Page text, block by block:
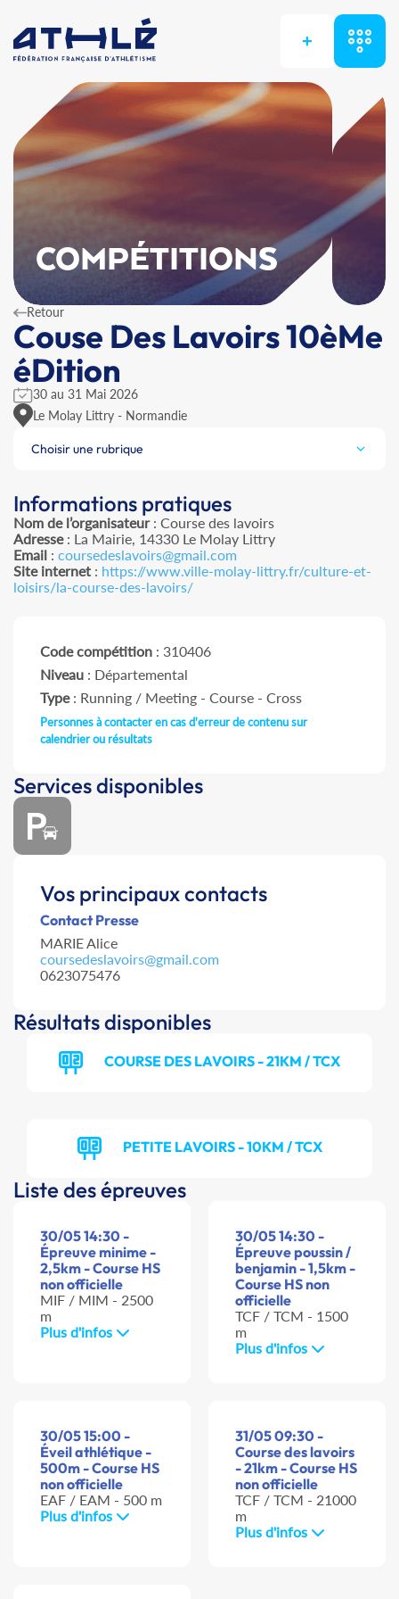
+
COMPÉTITIONS
Retour
Couse Des Lavoirs 10èMe
éDition
30 au 31 Mai 2026
Le Molay Littry - Normandie
Choisir une rubrique
Informations pratiques
Nom de l’organisateur: Course des lavoirs
Adresse: La Mairie, 14330 Le Molay Littry
Email : coursedeslavoirs@gmail.com
Site internet : https://www.ville-molay-littry.fr/culture-et-
loisirs/la-course-des-lavoirs/
Code compétition : 310406
Niveau : Départemental
Type: Running / Meeting - Course - Cross
Personnes à contacter en cas d'erreur de contenu sur
calendrier ou résultats
Services disponibles
Vos principaux contacts
Contact Presse
MARIE Alice
coursedeslavoirs@gmail.com
0623075476
Résultats disponibles
COURSE DES LAVOIRS - 21KM / TCX
PETITE LAVOIRS - 10KM / TCX
Liste des épreuves
30/05 14:30 -
Épreuve minime -
2,5km - Course HS
non officielle
MIF / MIM - 2500
m
Plus d'infos
30/05 14:30 -
Épreuve poussin /
benjamin - 1,5km -
Course HS non
officielle
TCF / TCM - 1500
m
Plus d'infos
30/05 15:00 -
Éveil athlétique -
500m - Course HS
non officielle
EAF / EAM - 500 m
Plus d'infos
31/05 09:30 -
Course des lavoirs
- 21km - Course HS
non officielle
TCF / TCM - 21000
m
Plus d'infos